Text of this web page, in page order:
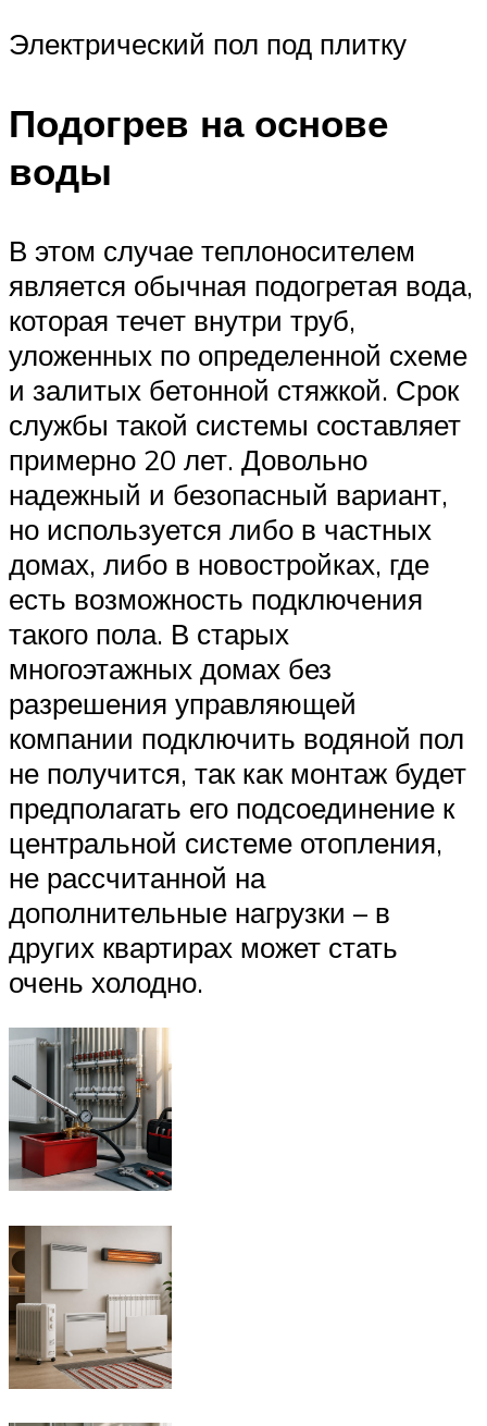
Электрический пол под плитку
Подогрев на основе
воды
В этом случае теплоносителем
является обычная подогретая вода,
которая течет внутри труб,
уложенных по определенной схеме
и залитых бетонной стяжкой. Срок
службы такой системы составляет
примерно 20 лет. Довольно
надежный и безопасный вариант,
но используется либо в частных
домах, либо в новостройках, где
есть возможность подключения
такого пола. В старых
многоэтажных домах без
разрешения управляющей
компании подключить водяной пол
не получится, так как монтаж будет
предполагать его подсоединение к
центральной системе отопления,
не рассчитанной на
дополнительные нагрузки – в
других квартирах может стать
очень холодно.